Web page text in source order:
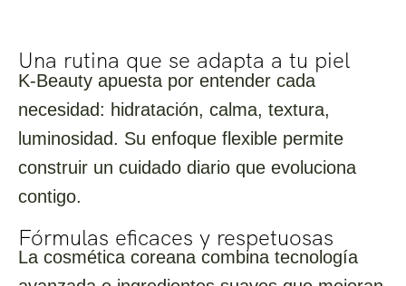
Una rutina que se adapta a tu piel
K-Beauty apuesta por entender cada
necesidad: hidratación, calma, textura,
luminosidad. Su enfoque flexible permite
construir un cuidado diario que evoluciona
contigo.
Fórmulas eficaces y respetuosas
La cosmética coreana combina tecnología